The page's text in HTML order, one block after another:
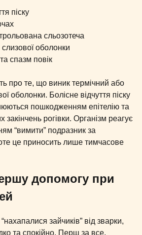
піску
сльозотеча
оболонки
спазм повік
про те, що виник термічний або
оболонки. Болісне відчуття піску
пошкодженням епітелію та
рогівки. Організм реагує
“вимити” подразник за
це приносить лише тимчасове
допомогу при
зайчиків” від зварки,
та спокійно. Перш за все,